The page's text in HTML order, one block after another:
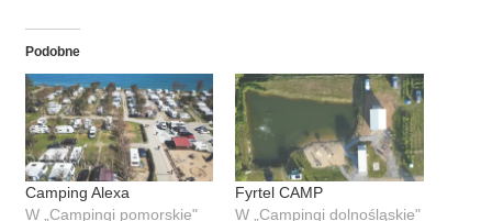
Podobne
Camping Alexa
W „Campingi pomorskie"
Fyrtel CAMP
W „Campingi dolnośląskie"